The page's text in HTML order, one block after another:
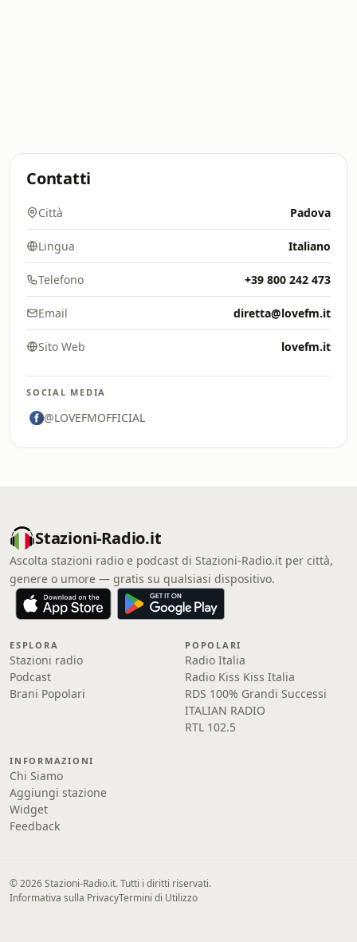
Contatti
Città Padova
Lingua Italiano
Telefono +39 800 242 473
Email diretta@lovefm.it
Sito Web lovefm.it
SOCIAL MEDIA
@LOVEFMOFFICIAL
Stazioni-Radio.it
Ascolta stazioni radio e podcast di Stazioni-Radio.it per città,
genere o umore — gratis su qualsiasi dispositivo.
ESPLORA
Stazioni radio
Podcast
Brani Popolari
POPOLARI
Radio Italia
Radio Kiss Kiss Italia
RDS 100% Grandi Successi
ITALIAN RADIO
RTL 102.5
INFORMAZIONI
Chi Siamo
Aggiungi stazione
Widget
Feedback
© 2026 Stazioni-Radio.it. Tutti i diritti riservati.
Informativa sulla PrivacyTermini di Utilizzo